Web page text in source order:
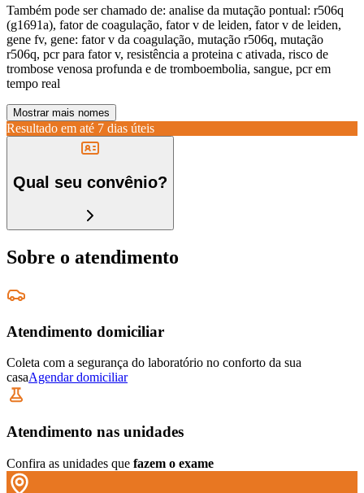
Também pode ser chamado de: analise da mutação pontual: r506q
(g1691a), fator de coagulação, fator v de leiden, fator v de leiden,
gene fv, gene: fator v da coagulação, mutação r506q, mutação
r506q, pcr para fator v, resistência a proteina c ativada, risco de
trombose venosa profunda e de tromboembolia, sangue, pcr em
tempo real
Mostrar mais nomes
Resultado em até 7 dias úteis
Qual seu convênio?
Sobre o atendimento
Atendimento domiciliar
Coleta com a segurança do laboratório no conforto da sua
casaAgendar domiciliar
Atendimento nas unidades
Confira as unidades que fazem o exame